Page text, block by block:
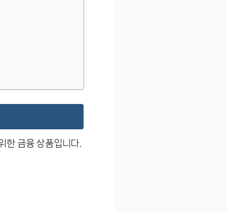
한 금융 상품입니다.